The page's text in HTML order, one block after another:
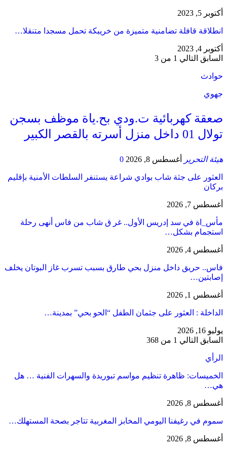
أكتوبر 5, 2023
انطلاقة قافلة تضامنية متميزة من خريبكة تحمل مسجدا متنقلا…
أكتوبر 4, 2023
السابق التالي 1 من 3
حوادث
جهوي
صعقة كهربائية ت.ودي بح.ياة موظف بسجن
تولال 01 داخل منزل أسرته بالقصر الكبير
هيئة التحرير أغسطس 8, 2026 0
العثور على جثة شاب بوادي شراعة يستنفر السلطات الأمنية بإقليم
بركان
أغسطس 7, 2026
مأس_اة في سد إدريس الأول.. غر ق شاب من فاس أنهى رحلة
استجمام بشكل…
أغسطس 4, 2026
فاس.. حريق داخل منزل بحي طارق بسبب تسرب غاز البوتان يخلف
إصابتين…
أغسطس 1, 2026
​الداخلة : العثور على جثمان الطفل “الحو بحي” بمدينة…
يوليو 16, 2026
السابق التالي 1 من 368
الرأي
الخميسات: ظاهرة تنظيم مواسم تبوريدة والسهرات الفنية … هل
هي…
أغسطس 8, 2026
سموم في رغيفنا اليومي المخابز المغربية تتاجر بصحة المستهلك…
أغسطس 8, 2026